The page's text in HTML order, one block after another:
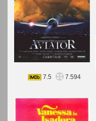
7.5
7.594